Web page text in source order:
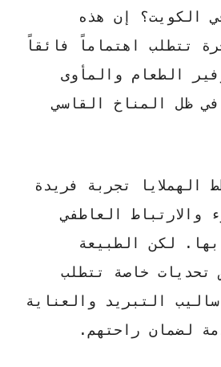
الكويت؟ إن هذه
تتطلب اهتماماً فائقاً
الطعام والمأوى
ظل المناخ القاسي
الهملايا
تجربة فريدة
والارتباط العاطفي
لكن الطبيعة
تحديات خاصة تتطلب
التبريد والعناية
لضمان راحتهم.